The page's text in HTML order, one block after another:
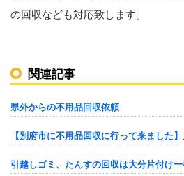
の回収なども対応致します。
関連記事
県外からの不用品回収依頼
【別府市に不用品回収に行って来ました
引越しゴミ、たんすの回収は大分片付け